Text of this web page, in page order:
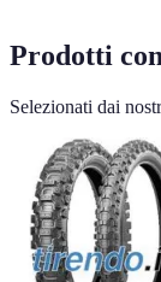
Prodotti
Selezionati dai